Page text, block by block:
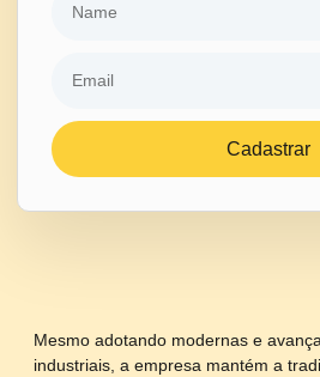
Cadastrar
Mesmo adotando modernas e
industriais, a empresa mantém a